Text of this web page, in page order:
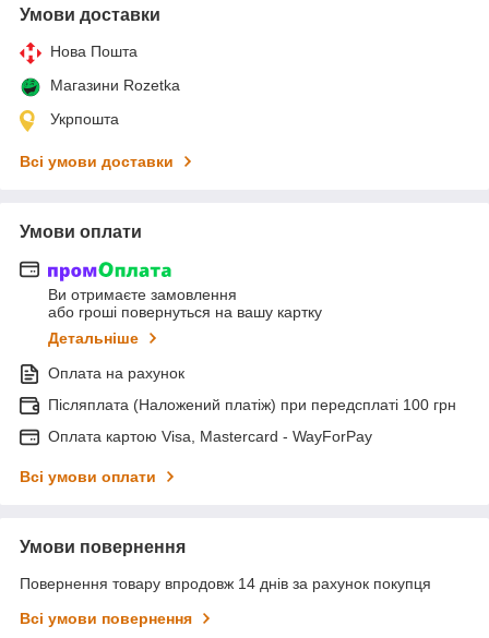
Умови доставки
Нова Пошта
Магазини Rozetka
Укрпошта
Всі умови доставки
Умови оплати
Ви отримаєте замовлення
або гроші повернуться на вашу картку
Детальніше
Оплата на рахунок
Післяплата (Наложений платіж) при передсплаті 100 грн
Оплата картою Visa, Mastercard - WayForPay
Всі умови оплати
Умови повернення
Повернення товару впродовж 14 днів за рахунок покупця
Всі умови повернення